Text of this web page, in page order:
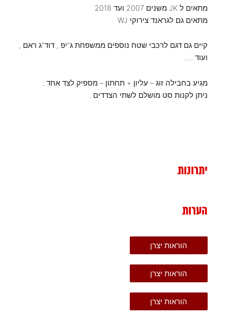
מתאים ל JK משנים 2007 ועד 2018
מתאים גם לגראנד צירוקי WJ
קיים גם דגם לרכבי שטח נוספים ממשפחת ג"יפ , דוד"ג ראם ,
ועוד ….
מגיע בחבילה זוג – עליון + תחתון – מספיק לצד אחד .
ניתן לקנות סט מושלם לשתי הצדדים .
יתרונות
הערות
הוראות יצרן
הוראות יצרן
הוראות יצרן